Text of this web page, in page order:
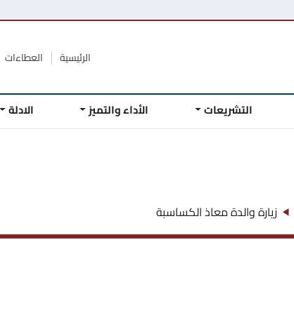
الرئيسية العطاءات
التشريعات الأداء والتميز الادلة
زيارة والدة معاذ الكساسبة